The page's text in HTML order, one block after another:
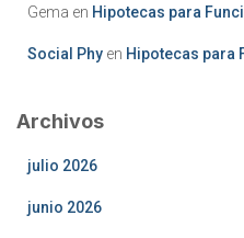
Gema en Hipotecas para
Social Phy en Hipotecas para
Archivos
julio 2026
junio 2026